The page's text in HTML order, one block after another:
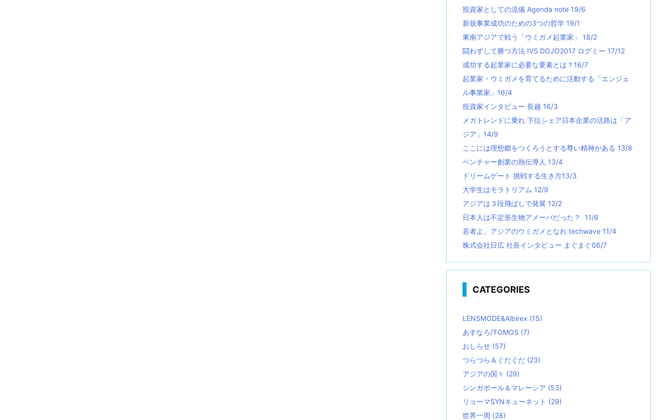
投資家としての流儀 Agenda note 19/6
新規事業成功のための3つの哲学 19/1
東南アジアで戦う「ウミガメ起業家」 18/2
闘わずして勝つ方法 IVS DOJO2017 ログミー 17/12
成功する起業家に必要な要素とは？16/7
起業家・ウミガメを育てるために活動する「エンジェ
ル事業家」16/4
投資家インタビュー 長越 16/3
メガトレンドに乗れ 下位シェア日本企業の活路は「ア
ジア」14/9
ここには理想郷をつくろうとする尊い精神がある 13/8
ベンチャー創業の熱伝導人 13/4
ドリームゲート 挑戦する生き方13/3
大学生はモラトリアム 12/9
アジアは３段飛ばしで発展 12/2
日本人は不定形生物アメーバだった？ 11/6
若者よ、アジアのウミガメとなれ techwave 11/4
株式会社日広 社長インタビュー まぐまぐ06/7
CATEGORIES
LENSMODE&Albirex (15)
あすなろ/TOMOS (7)
おしらせ (57)
つらつら＆ぐだぐだ (23)
アジアの国々 (29)
シンガポール＆マレーシア (53)
リョーマSYNキューネット (29)
世界一周 (28)